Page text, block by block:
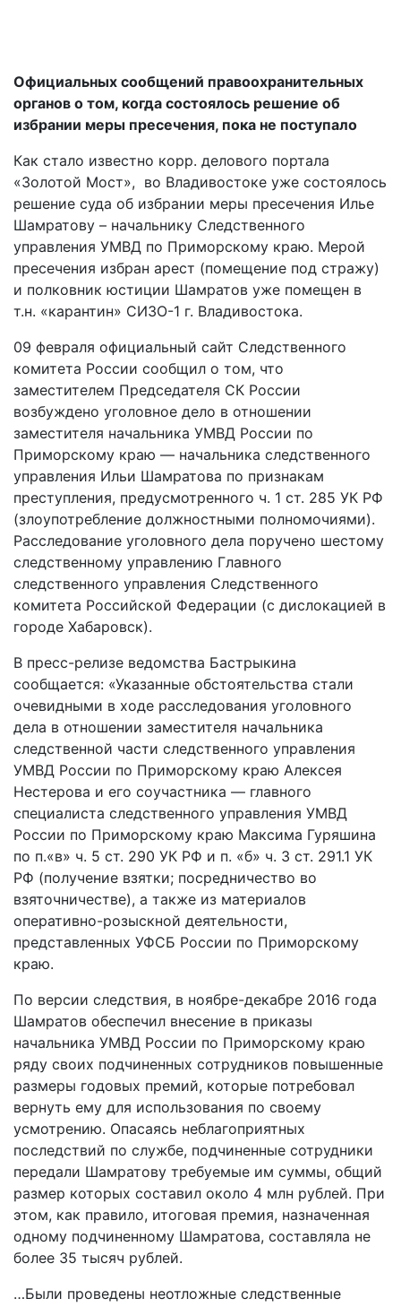
Официальных сообщений правоохранительных
органов о том, когда состоялось решение об
избрании меры пресечения, пока не поступало
Как стало известно корр. делового портала
«Золотой Мост», во Владивостоке уже состоялось
решение суда об избрании меры пресечения Илье
Шамратову – начальнику Следственного
управления УМВД по Приморскому краю. Мерой
пресечения избран арест (помещение под стражу)
и полковник юстиции Шамратов уже помещен в
т.н. «карантин» СИЗО-1 г. Владивостока.
09 февраля официальный сайт Следственного
комитета России сообщил о том, что
заместителем Председателя СК России
возбуждено уголовное дело в отношении
заместителя начальника УМВД России по
Приморскому краю — начальника следственного
управления Ильи Шамратова по признакам
преступления, предусмотренного ч. 1 ст. 285 УК РФ
(злоупотребление должностными полномочиями).
Расследование уголовного дела поручено шестому
следственному управлению Главного
следственного управления Следственного
комитета Российской Федерации (с дислокацией в
городе Хабаровск).
В пресс-релизе ведомства Бастрыкина
сообщается: «Указанные обстоятельства стали
очевидными в ходе расследования уголовного
дела в отношении заместителя начальника
следственной части следственного управления
УМВД России по Приморскому краю Алексея
Нестерова и его соучастника — главного
специалиста следственного управления УМВД
России по Приморскому краю Максима Гуряшина
по п.«в» ч. 5 ст. 290 УК РФ и п. «б» ч. 3 ст. 291.1 УК
РФ (получение взятки; посредничество во
взяточничестве), а также из материалов
оперативно-розыскной деятельности,
представленных УФСБ России по Приморскому
краю.
По версии следствия, в ноябре-декабре 2016 года
Шамратов обеспечил внесение в приказы
начальника УМВД России по Приморскому краю
ряду своих подчиненных сотрудников повышенные
размеры годовых премий, которые потребовал
вернуть ему для использования по своему
усмотрению. Опасаясь неблагоприятных
последствий по службе, подчиненные сотрудники
передали Шамратову требуемые им суммы, общий
размер которых составил около 4 млн рублей. При
этом, как правило, итоговая премия, назначенная
одному подчиненному Шамратова, составляла не
более 35 тысяч рублей.
…Были проведены неотложные следственные